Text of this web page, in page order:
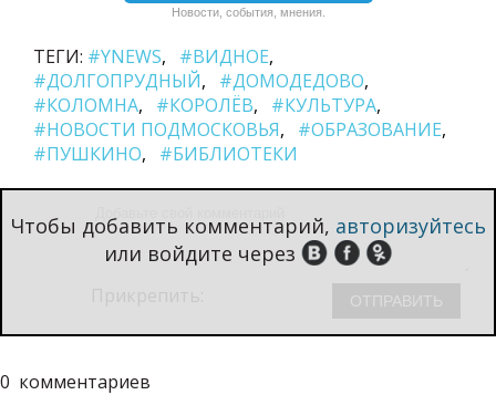
Новости, события, мнения.
ТЕГИ: #YNEWS
#ВИДНОЕ
#ДОЛГОПРУДНЫЙ
#ДОМОДЕДОВО
#КОЛОМНА
#КОРОЛЁВ
#КУЛЬТУРА
#НОВОСТИ ПОДМОСКОВЬЯ
#ОБРАЗОВАНИЕ
#ПУШКИНО
#БИБЛИОТЕКИ
Чтобы добавить комментарий, авторизуйтесь
или войдите через
0 комментариев